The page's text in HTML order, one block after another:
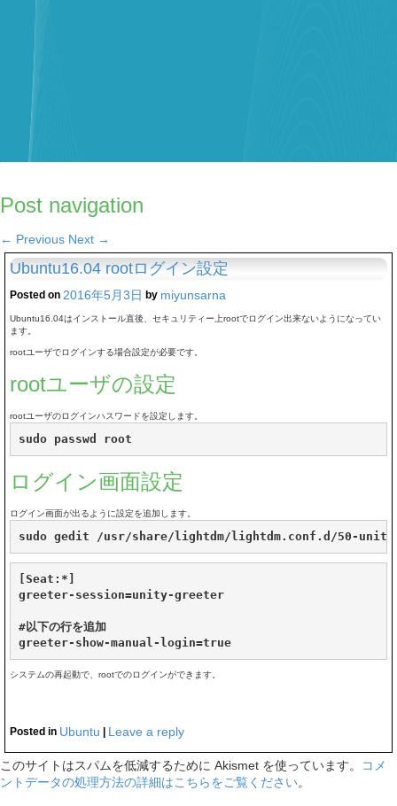
Post navigation
← Previous Next →
Ubuntu16.04 rootログイン設定
Posted on 2016年5月3日 by miyunsarna
Ubuntu16.04はインストール直後、セキュリティー上rootでログイン出来ないようになってい
ます。
rootユーザでログインする場合設定が必要です。
rootユーザの設定
rootユーザのログインハスワードを設定します。
sudo passwd root
ログイン画面設定
ログイン画面が出るように設定を追加します。
sudo gedit /usr/share/lightdm/lightdm.conf.d/50-
[Seat:*]
greeter-session=unity-greeter
#以下の行を追加
システムの再起動で、rootでのログインができます。
Posted in Ubuntu | Leave a reply
このサイトはスパムを低減するために Akismet を使っています。
コメ
ントデータの処理方法の詳細はこちらをご覧ください。